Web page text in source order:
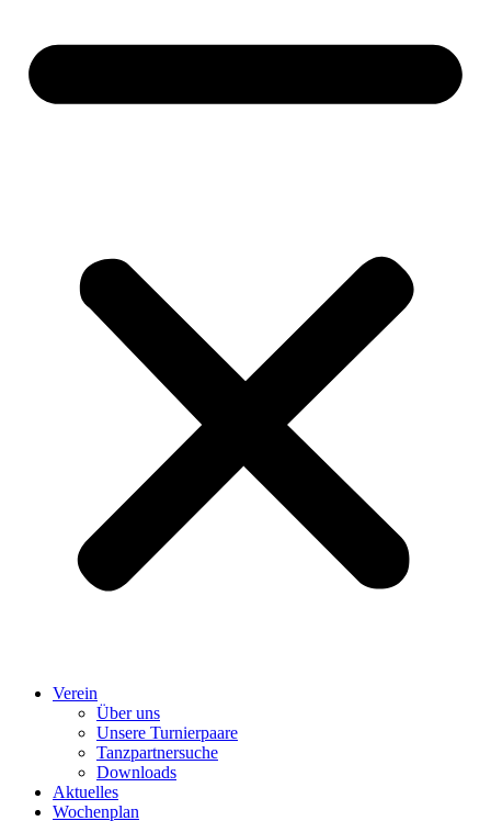
Verein
Über uns
Unsere Turnierpaare
Tanzpartnersuche
Downloads
Aktuelles
Wochenplan